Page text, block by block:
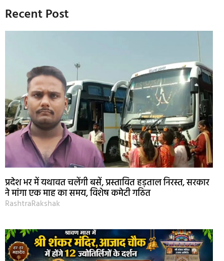
Recent Post
प्रदेश भर में यथावत चलेंगी बसें, प्रस्तावित हड़ताल निरस्त, सरकार
ने मांगा एक माह का समय, विशेष कमेटी गठित
RashtraRakshak